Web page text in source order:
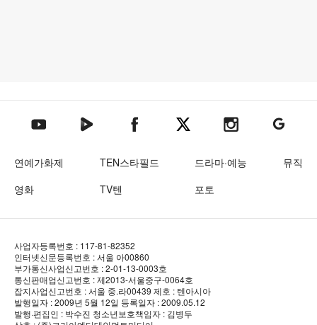
텐아시아 유튜브텐아시아 네이버TV텐아시아 페이스북텐아시아 엑스텐아시아 인스타그램
텐아시아
연예가화제 TEN스타필드 드라마·예능
뮤직
영화
TV텐 포토
사업자등록번호 : 117-81-82352
인터넷신문등록번호 : 서울 아00860
부가통신사업신고번호 : 2-01-13-0003호
통신판매업신고번호 : 제2013-서울중구-0064호
잡지사업신고번호 : 서울 중.라00439 제호 : 텐아시아
발행일자 : 2009년 5월 12일 등록일자 : 2009.05.12
발행·편집인 : 박수진 청소년보호책임자 : 김병두